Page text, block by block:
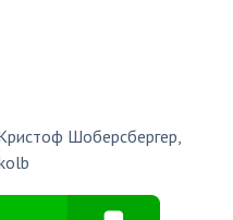
Шоберсбергер,